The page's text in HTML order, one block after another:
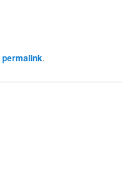
permalink.